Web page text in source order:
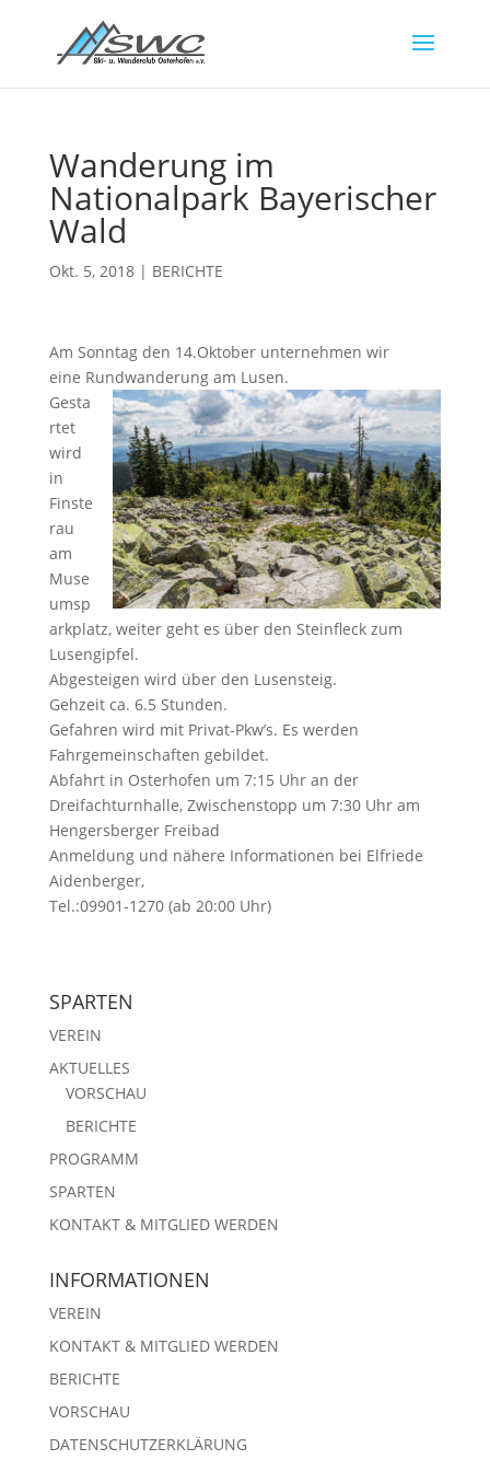
Wanderung im
Nationalpark Bayerischer
Wald
Okt. 5, 2018| BERICHTE
Am Sonntag den 14.Oktober unternehmen wir
eine Rundwanderung am Lusen.
Gesta
rtet
wird
in
Finste
rau
am
Muse
umsp
arkplatz, weiter geht es über den Steinfleck zum
Lusengipfel.
Abgesteigen wird über den Lusensteig.
Gehzeit ca. 6.5 Stunden.
Gefahren wird mit Privat-Pkw’s. Es werden
Fahrgemeinschaften gebildet.
Abfahrt in Osterhofen um 7:15 Uhr an der
Dreifachturnhalle, Zwischenstopp um 7:30 Uhr am
Hengersberger Freibad
Anmeldung und nähere Informationen bei Elfriede
Aidenberger,
Tel.:09901-1270 (ab 20:00 Uhr)
SPARTEN
VEREIN
AKTUELLES
VORSCHAU
BERICHTE
PROGRAMM
SPARTEN
KONTAKT & MITGLIED WERDEN
INFORMATIONEN
VEREIN
KONTAKT & MITGLIED WERDEN
BERICHTE
VORSCHAU
DATENSCHUTZERKLÄRUNG